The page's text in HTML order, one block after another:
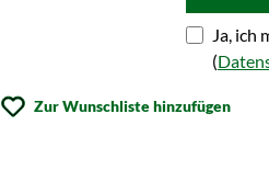
Ja, ich
(
Zur Wunschliste hinzufügen